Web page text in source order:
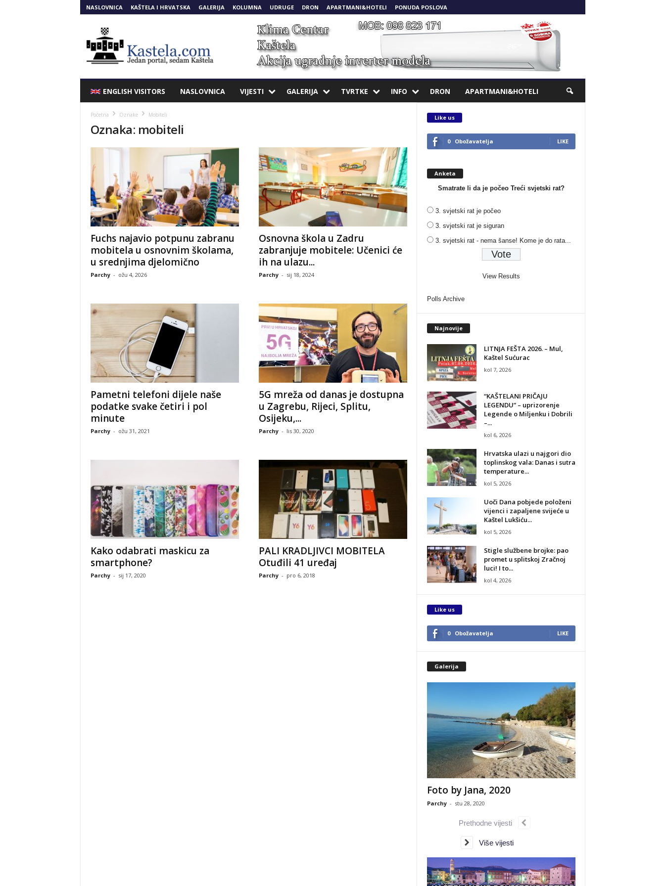
NASLOVNICA KAŠTELA I HRVATSKA GALERIJA KOLUMNA UDRUGE DRON APARTMANI&HOTELI PONUDA POSLOVA
ENGLISH VISITORS NASLOVNICA VIJESTI GALERIJA TVRTKE INFO DRON APARTMANI&HOTELI
Početna Oznake Mobiteli
Oznaka: mobiteli
Fuchs najavio potpunu zabranu
mobitela u osnovnim školama,
u srednjima djelomično
Parchy - ožu 4, 2026
Osnovna škola u Zadru
zabranjuje mobitele: Učenici će
ih na ulazu...
Parchy - sij 18, 2024
Pametni telefoni dijele naše
podatke svake četiri i pol
minute
Parchy - ožu 31, 2021
5G mreža od danas je dostupna
u Zagrebu, Rijeci, Splitu,
Osijeku,...
Parchy - lis 30, 2020
Kako odabrati maskicu za
smartphone?
Parchy - sij 17, 2020
PALI KRADLJIVCI MOBITELA
Otuđili 41 uređaj
Parchy - pro 6, 2018
Like us
0 Obožavatelja LIKE
Anketa
Smatrate li da je počeo Treći svjetski rat?
3. svjetski rat je počeo
3. svjetski rat je siguran
3. svjetski rat - nema šanse! Kome je do rata...
View Results
Polls Archive
Najnovije
LITNJA FEŠTA 2026. – Mul,
Kaštel Sućurac
kol 7, 2026
“KAŠTELANI PRIČAJU
LEGENDU” – uprizorenje
Legende o Miljenku i Dobrili
–...
kol 6, 2026
Hrvatska ulazi u najgori dio
toplinskog vala: Danas i sutra
temperature...
kol 5, 2026
Uoči Dana pobjede položeni
vijenci i zapaljene svijeće u
Kaštel Lukšiću...
kol 5, 2026
Stigle službene brojke: pao
promet u splitskoj Zračnoj
luci! I to...
kol 4, 2026
Like us
0 Obožavatelja LIKE
Galerija
Foto by Jana, 2020
Parchy - stu 28, 2020
Prethodne vijesti
Više vijesti